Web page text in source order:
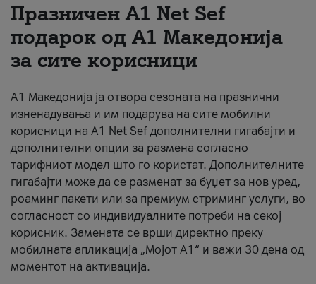
За нас
#ПодобарОнлајн
Празничен A1 Net Sеf
подарок од А1 Македонија
за сите корисници
А1 Македонија ја отвора сезоната на празнични
изненадувања и им подарува на сите мобилни
корисници на A1 Net Sef дополнителни гигабајти и
дополнителни опции за размена согласно
тарифниот модел што го користат. Дополнителните
гигабајти може да се разменат за буџет за нов уред,
роаминг пакети или за премиум стриминг услуги, во
согласност со индивидуалните потреби на секој
корисник. Замената се врши директно преку
мобилната апликација „Мојот А1“ и важи 30 дена од
моментот на активација.